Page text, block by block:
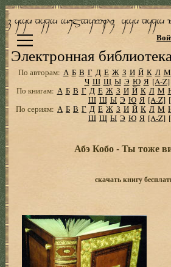
Электронная
По авторам: А Б В Г Д Е Ж З И Й К Л М
Ч Ш Щ Ы Э Ю Я [A-Z]
По книгам: А Б В Г Д Е Ж З И Й К Л М
Ш Щ Ы Э Ю Я [A-Z]
По сериям: А Б В Г Д Е Ж З И Й К Л М
Ш Щ Ы Э Ю Я [A-Z]
Абэ Кобо - Ты тоже
скачать книгу